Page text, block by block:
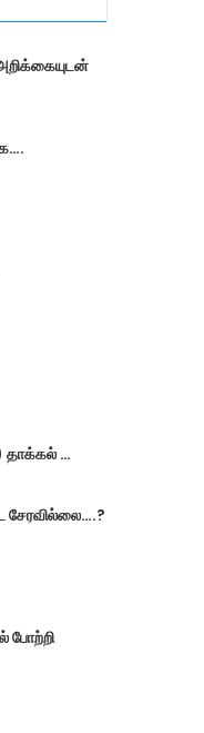
தாக்​கல் …
சேரவில்லை….?
போற்றி